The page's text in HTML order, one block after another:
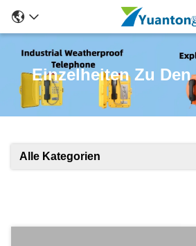
Einzelheiten Zu
Alle Kategorien